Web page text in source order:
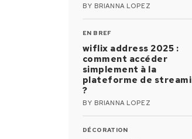
BY BRIANNA LOPEZ
EN BREF
wiflix address 2025 :
comment accéder
simplement à la
plateforme de
?
BY BRIANNA LOPEZ
DÉCORATION